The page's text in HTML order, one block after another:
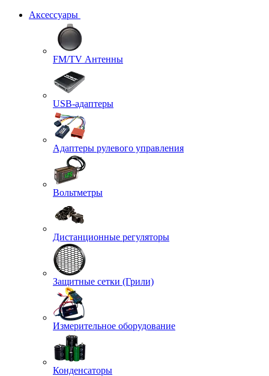
Аксессуары
FM/TV Антенны
USB-адаптеры
Адаптеры рулевого управления
Вольтметры
Дистанционные регуляторы
Защитные сетки (Грили)
Измерительное оборудование
Конденсаторы